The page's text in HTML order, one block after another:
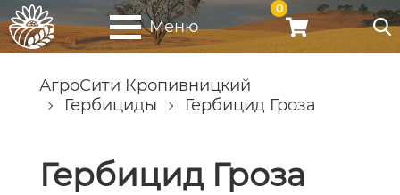
Меню
0
АгроСити Кропивницкий
Гербициды
Гербицид Гроза
Гербицид Гроза